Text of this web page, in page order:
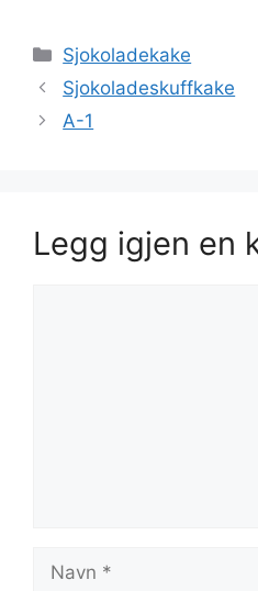
Kategorier
Sjokoladekake
Sjokoladeskuffkake
A-1
Legg igjen en
Navn